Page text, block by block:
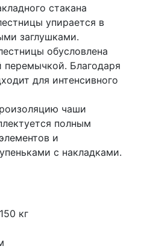
стакана
упирается в
заглушками.
обусловлена
перемычкой. Благодаря
для интенсивного
чаши
полным
и
с накладками.
кг